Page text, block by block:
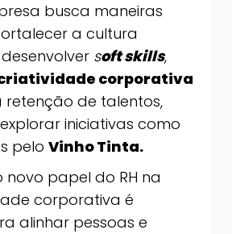
busca maneiras
a cultura
soft skills,
corporativa
retenção de talentos,
iniciativas como
peloVinho Tinta.
novo papel do RH na
corporativa é
alinhar pessoas e